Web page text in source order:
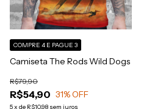
Camiseta The Rods Wild Dogs
R$54,90
R$79,90
31% OFF
5x de R$10,98 sem juros
COMPRE 4 E PAGUE 3